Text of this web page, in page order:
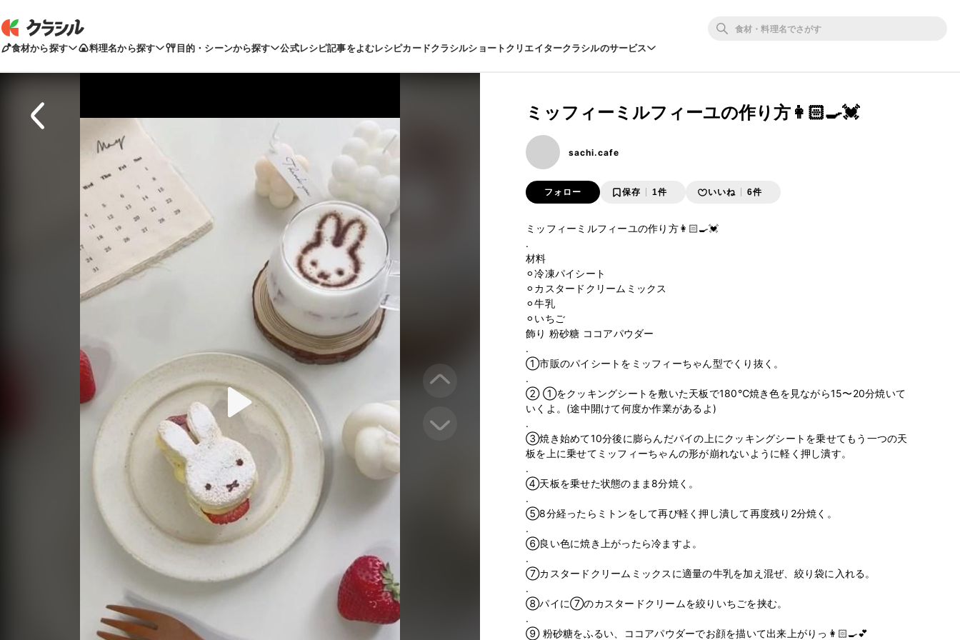
食材から探す 料理名から探す 目的・シーンから探す 公式レシピ記事をよむレシピカードクラシルショートクリエイタークラシルのサービス
ミッフィーミルフィーユの作り方👩🏻‍🍳💓
sachi.cafe
フォロー 保存 1件 いいね 6件
ミッフィーミルフィーユの作り方👩🏻‍🍳💓
.
材料
⚪︎冷凍パイシート
⚪︎カスタードクリームミックス
⚪︎牛乳
⚪︎いちご
飾り 粉砂糖 ココアパウダー
.
①市販のパイシートをミッフィーちゃん型でくり抜く。
.
② ①をクッキングシートを敷いた天板で180℃焼き色を見ながら15〜20分焼いて
いくよ。(途中開けて何度か作業があるよ)
.
③焼き始めて10分後に膨らんだパイの上にクッキングシートを乗せてもう一つの天
板を上に乗せてミッフィーちゃんの形が崩れないように軽く押し潰す。
.
④天板を乗せた状態のまま8分焼く。
.
⑤8分経ったらミトンをして再び軽く押し潰して再度残り2分焼く。
.
⑥良い色に焼き上がったら冷ますよ。
.
⑦カスタードクリームミックスに適量の牛乳を加え混ぜ、絞り袋に入れる。
.
⑧パイに⑦のカスタードクリームを絞りいちごを挟む。
.
⑨ 粉砂糖をふるい、ココアパウダーでお顔を描いて出来上がりっ👩🏻‍🍳💕